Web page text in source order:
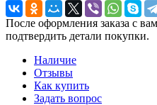
После оформления заказа с
подтвердить детали покупки.
Наличие
Отзывы
Как купить
Задать вопрос